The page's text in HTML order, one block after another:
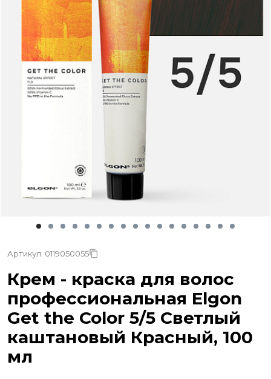
Артикул: 0119050055
Крем - краска для волос
профессиональная Elgon
Get the Color 5/5 Светлый
каштановый Красный, 100
мл